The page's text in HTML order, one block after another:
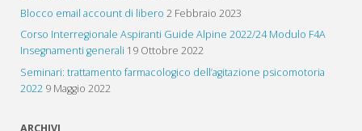
Blocco email account di libero 2 Febbraio 2023
Corso Interregionale Aspiranti Guide Alpine 2022/24 Modulo F4A
Insegnamenti generali 19 Ottobre 2022
Seminari: trattamento farmacologico dell’agitazione psicomotoria
2022 9 Maggio 2022
ARCHIVI